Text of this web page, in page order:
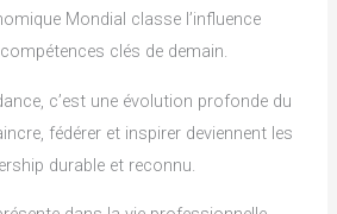
Mondial classe l’influence
clés de demain.
c’est une évolution profonde du
fédérer et inspirer deviennent les
durable et reconnu.